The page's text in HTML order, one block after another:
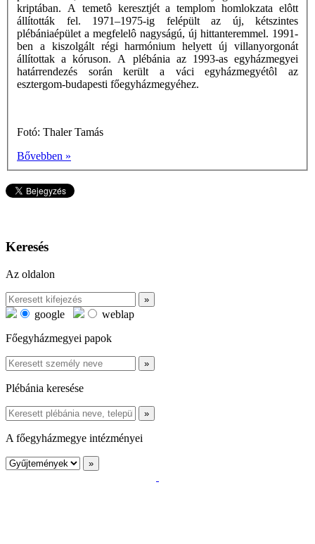
kriptában. A temetô keresztjét a templom homlokzata elôtt
állították fel. 1971–1975-ig felépült az új, kétszintes
plébániaépület a megfelelô nagyságú, új hittanteremmel. 1991-
ben a kiszolgált régi harmónium helyett új villanyorgonát
állítottak a kóruson. A plébánia az 1993-as egyházmegyei
határrendezés során került a váci egyházmegyétôl az
esztergom-budapesti főegyházmegyéhez.
Fotó: Thaler Tamás
Bővebben »
Keresés
Az oldalon
google
weblap
Főegyházmegyei papok
Plébánia keresése
A főegyházmegye intézményei